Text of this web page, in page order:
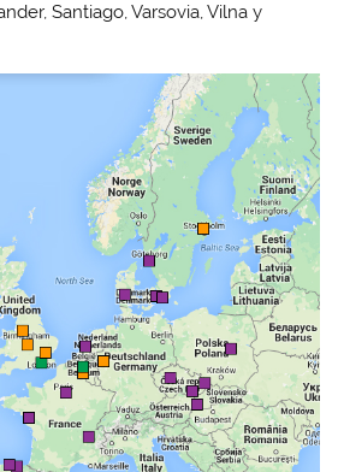
Santiago, Varsovia, Vilna y